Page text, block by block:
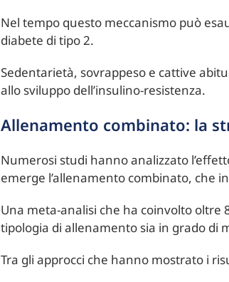
Nel tempo questo meccanismo può
diabete di tipo 2.
Sedentarietà, sovrappeso e cattive
allo sviluppo dell’insulino-resistenza.
Allenamento combinato: la
Numerosi studi hanno analizzato
emerge l’allenamento combinato, che
Una meta-analisi che ha coinvolto
tipologia di allenamento sia in grado di
Tra gli approcci che hanno mostrato i